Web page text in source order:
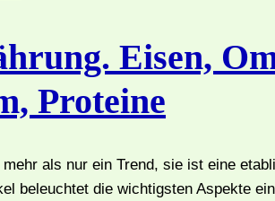
Eisen,
Proteine
als nur ein Trend, sie ist eine
beleuchtet die wichtigsten Aspekte